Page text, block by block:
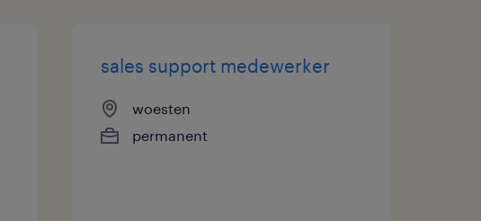
sales support medewerker
woesten
permanent